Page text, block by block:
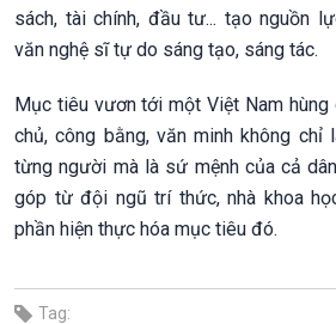
sách, tài chính, đầu tư... tạo nguồn
văn nghệ sĩ tự do sáng tạo, sáng tác.
Mục tiêu vươn tới một Việt Nam hùng
chủ, công bằng, văn minh không chỉ
từng người mà là sứ mệnh của cả
góp từ đội ngũ trí thức, nhà khoa
phần hiện thực hóa mục tiêu đó.
Tag: